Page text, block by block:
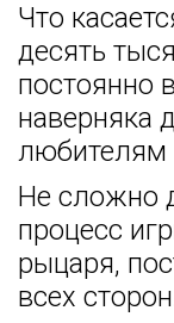
Что
десять
постоянно
наверняка
любителям
Не сложно
процесс
рыцаря,
всех